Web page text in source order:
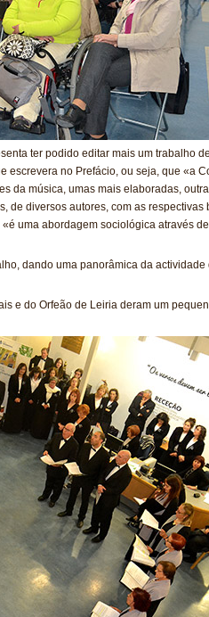
ter podido editar mais um trabalho
escrevera no Prefácio, ou seja, que «a
da música, umas mais elaboradas,
de diversos autores, com as
uma abordagem sociológica através
dando uma panorâmica da
e do Orfeão de Leiria deram um